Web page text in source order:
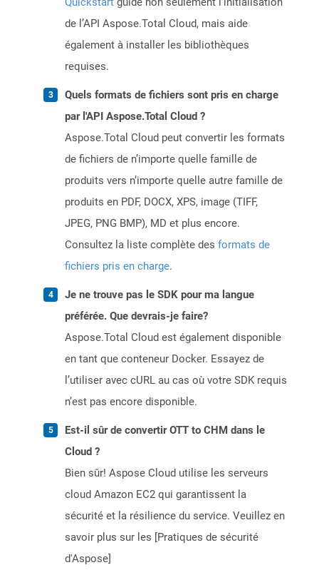
de l’API Aspose.Total Cloud, mais aide
également à installer les bibliothèques
requises.
Quels formats de fichiers sont pris en charge
par l'API Aspose.Total Cloud ?
Aspose.Total Cloud peut convertir les formats
de fichiers de n’importe quelle famille de
produits vers n’importe quelle autre famille de
produits en PDF, DOCX, XPS, image (TIFF,
JPEG, PNG BMP), MD et plus encore.
Consultez la liste complète des formats de
fichiers pris en charge.
Je ne trouve pas le SDK pour ma langue
préférée. Que devrais-je faire?
Aspose.Total Cloud est également disponible
en tant que conteneur Docker. Essayez de
l’utiliser avec cURL au cas où votre SDK requis
n’est pas encore disponible.
Est-il sûr de convertir OTT to CHM dans le
Cloud ?
Bien sûr! Aspose Cloud utilise les serveurs
cloud Amazon EC2 qui garantissent la
sécurité et la résilience du service. Veuillez en
savoir plus sur les [Pratiques de sécurité
d'Aspose]